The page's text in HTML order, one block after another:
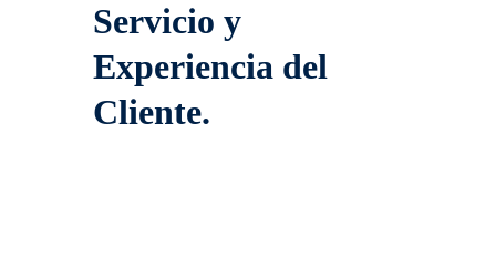
Servicio y
Experiencia del
Cliente.